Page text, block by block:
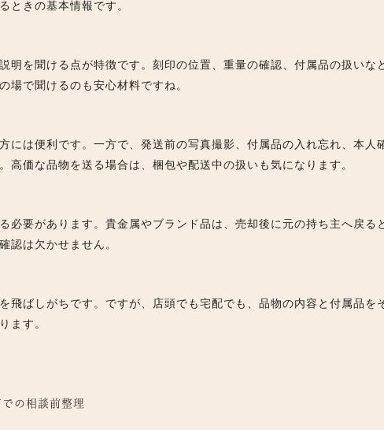
ときの基本情報です。
明を聞ける点が特徴です。刻印の位置、重量の確認、付属品の扱いな
場で聞けるのも安心材料ですね。
には便利です。一方で、発送前の写真撮影、付属品の入れ忘れ、本人
高価な品物を送る場合は、梱包や配送中の扱いも気になります。
必要があります。貴金属やブランド品は、売却後に元の持ち主へ戻る
認は欠かせません。
飛ばしがちです。ですが、店頭でも宅配でも、品物の内容と付属品を
ます。
の相談前整理